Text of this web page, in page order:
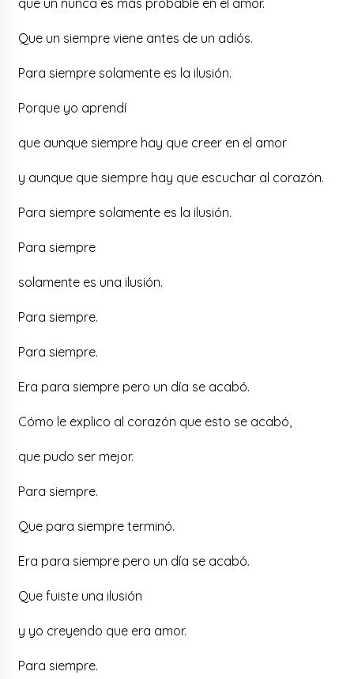
Que un siempre viene antes de un adiós.
Para siempre solamente es la ilusión.
Porque yo aprendí
que aunque siempre hay que creer en el amor
y aunque que siempre hay que escuchar al corazón.
Para siempre solamente es la ilusión.
Para siempre
solamente es una ilusión.
Para siempre.
Para siempre.
Era para siempre pero un día se acabó.
Cómo le explico al corazón que esto se acabó,
que pudo ser mejor.
Para siempre.
Que para siempre terminó.
Era para siempre pero un día se acabó.
Que fuiste una ilusión
y yo creyendo que era amor.
Para siempre.